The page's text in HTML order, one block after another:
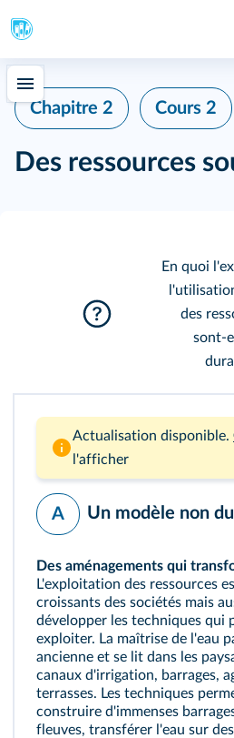
Chapitre 2 Cours 2
Des ressources
En quoi
des
Actualisation disponible.
l'afficher
A Un modèle non
Des aménagements qui
L'exploitation des ressources
croissants des sociétés mais
développer les techniques qui
exploiter. La maîtrise de l'eau
ancienne et se lit dans les
canaux d'irrigation, barrages,
terrasses. Les techniques
construire d'immenses
fleuves, transférer l'eau sur